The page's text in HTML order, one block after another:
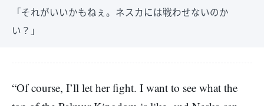
「それがいいかもねぇ。ネスカには戦わせないのか
い？」
“Of course, I’ll let her fight. I want to see what the